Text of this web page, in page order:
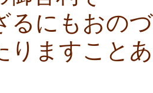
るにもおの
りますこと